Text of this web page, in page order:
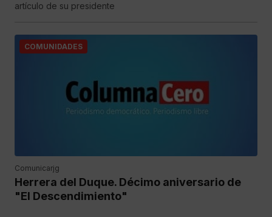
artículo de su presidente
COMUNIDADES
Comunicarjg
Herrera del Duque. Décimo aniversario de
"El Descendimiento"